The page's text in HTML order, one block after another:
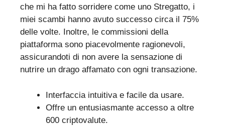
che mi ha fatto sorridere come uno Stregatto, i
miei scambi hanno avuto successo circa il 75%
delle volte. Inoltre, le commissioni della
piattaforma sono piacevolmente ragionevoli,
assicurandoti di non avere la sensazione di
nutrire un drago affamato con ogni transazione.
Interfaccia intuitiva e facile da usare.
Offre un entusiasmante accesso a oltre
600 criptovalute.